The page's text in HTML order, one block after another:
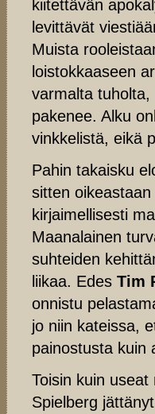
kiitettävän
levittävät
Muista
loistokkaaseen
varmalta
pakenee. Alku
vinkkelistä, eikä
Pahin takaisku
sitten
kirjaimellisesti
Maanalainen
suhteiden
liikaa. Edes Tim
onnistu
jo niin kateissa,
painostusta kuin
Toisin kuin
Spielberg